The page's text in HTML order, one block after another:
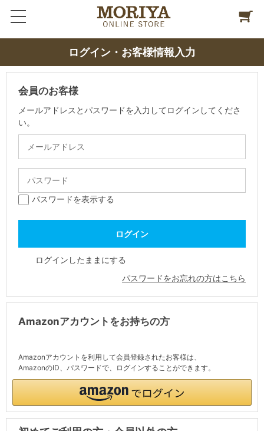
ログイン・お客様情報入力
会員のお客様
メールアドレスとパスワードを入力してログインしてくださ
い。
パスワードを表示する
ログインしたままにする
パスワードをお忘れの方はこちら
Amazonアカウントをお持ちの方
Amazonアカウントを利用して会員登録されたお客様は、
AmazonのID、パスワードで、ログインすることができます。